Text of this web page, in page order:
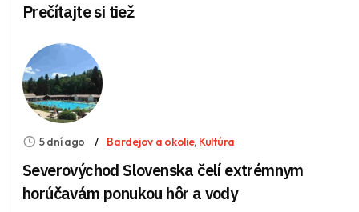
Prečítajte si tiež
5 dní ago Bardejov a okolie, Kultúra
Severovýchod Slovenska čelí extrémnym
horúčavám ponukou hôr a vody